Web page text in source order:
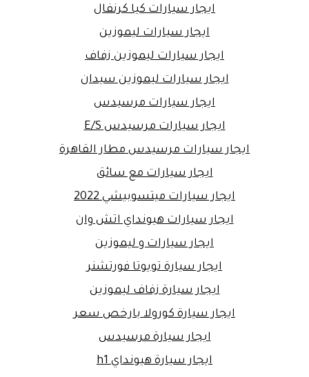
ايجار سيارات كيا كرنفال
ايجار سيارات ليموزين
ايجار سيارات ليموزين زفاف
ايجار سيارات ليموزين سيدان
ايجار سيارات مرسيدس
ايجار سيارات مرسيدس E/S
ايجار سيارات مرسيدس مطار القاهرة
ايجار سيارات مع سائق
ايجار سيارات ميتسوبيشي 2022
ايجار سيارات هيونداي اتش وان
ايجار سيارات و ليموزين
ايجار سيارة تويوتا فورتشنر
ايجار سيارة زفاف ليموزين
ايجار سيارة كورولا بارخص سعر
ايجار سيارة مرسيدس
ايجار سيارة هيونداي h1